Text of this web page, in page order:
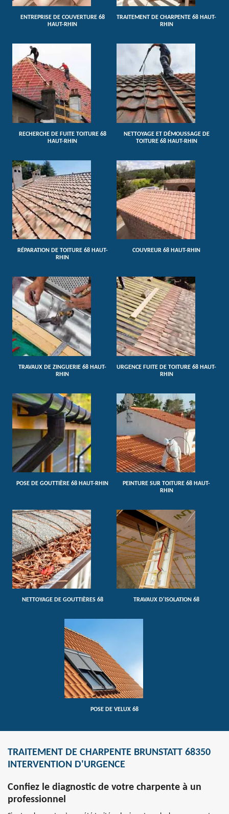
ENTREPRISE DE COUVERTURE 68
HAUT-RHIN
TRAITEMENT DE CHARPENTE 68 HAUT-
RHIN
RECHERCHE DE FUITE TOITURE 68
HAUT-RHIN
NETTOYAGE ET DÉMOUSSAGE DE
TOITURE 68 HAUT-RHIN
RÉPARATION DE TOITURE 68 HAUT-
RHIN
COUVREUR 68 HAUT-RHIN
TRAVAUX DE ZINGUERIE 68 HAUT-
RHIN
URGENCE FUITE DE TOITURE 68 HAUT-
RHIN
POSE DE GOUTTIÈRE 68 HAUT-RHIN
PEINTURE SUR TOITURE 68 HAUT-
RHIN
NETTOYAGE DE GOUTTIÈRES 68 TRAVAUX D'ISOLATION 68
POSE DE VELUX 68
TRAITEMENT DE CHARPENTE BRUNSTATT 68350
INTERVENTION D'URGENCE
Confiez le diagnostic de votre charpente à un
professionnel